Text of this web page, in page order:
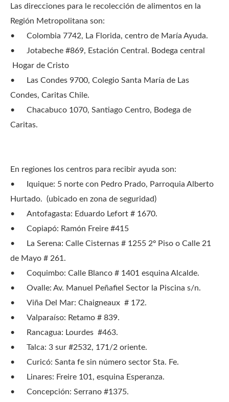
Las direcciones para le recolección de alimentos en la
Región Metropolitana son:
•
Colombia 7742, La Florida, centro de María Ayuda.
•
Jotabeche #869, Estación Central. Bodega central
Hogar de Cristo
•
Las Condes 9700, Colegio Santa María de Las
Condes, Caritas Chile.
•
Chacabuco 1070, Santiago Centro, Bodega de
Caritas.
En regiones los centros para recibir ayuda son:
•
Iquique: 5 norte con Pedro Prado, Parroquia Alberto
Hurtado. (ubicado en zona de seguridad)
•
Antofagasta: Eduardo Lefort # 1670.
•
Copiapó: Ramón Freire #415
•
La Serena: Calle Cisternas # 1255 2º Piso o Calle 21
de Mayo # 261.
•
Coquimbo: Calle Blanco # 1401 esquina Alcalde.
•
Ovalle: Av. Manuel Peñafiel Sector la Piscina s/n.
•
Viña Del Mar: Chaigneaux # 172.
•
Valparaíso: Retamo # 839.
•
Rancagua: Lourdes #463.
•
Talca: 3 sur #2532, 171/2 oriente.
•
Curicó: Santa fe sin número sector Sta. Fe.
•
Linares: Freire 101, esquina Esperanza.
•
Concepción: Serrano #1375.